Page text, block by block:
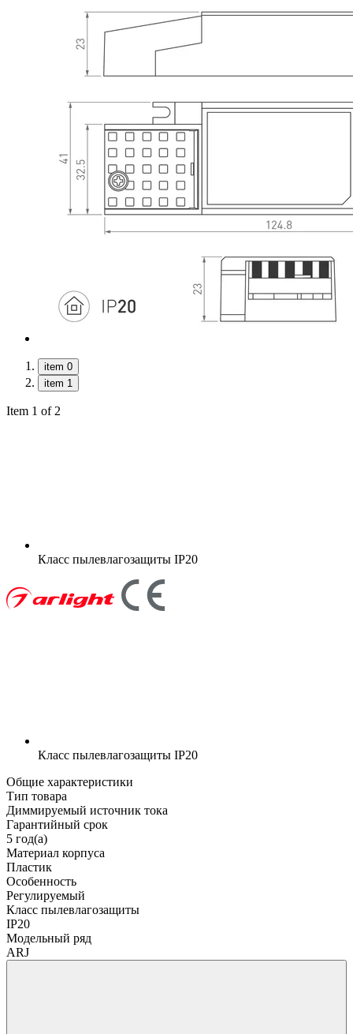
item 0
item 1
Item 1 of 2
Класс пылевлагозащиты IP20
Класс пылевлагозащиты IP20
Общие характеристики
Тип товара
Диммируемый источник тока
Гарантийный срок
5 год(а)
Материал корпуса
Пластик
Особенность
Регулируемый
Класс пылевлагозащиты
IP20
Модельный ряд
ARJ